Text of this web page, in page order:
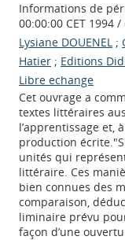
Informations de
00:00:00 CET 1994
Lysiane DOUENEL ;
Hatier ; Editions
Libre echange
Cet ouvrage a
textes littéraires
l’apprentissage et,
production
unités qui
littéraire. Ces
bien connues des
comparaison,
liminaire prévu
façon d’une